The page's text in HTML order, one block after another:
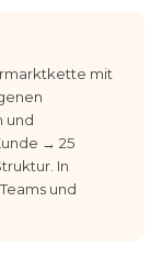
mit
und
→ 25
In
und